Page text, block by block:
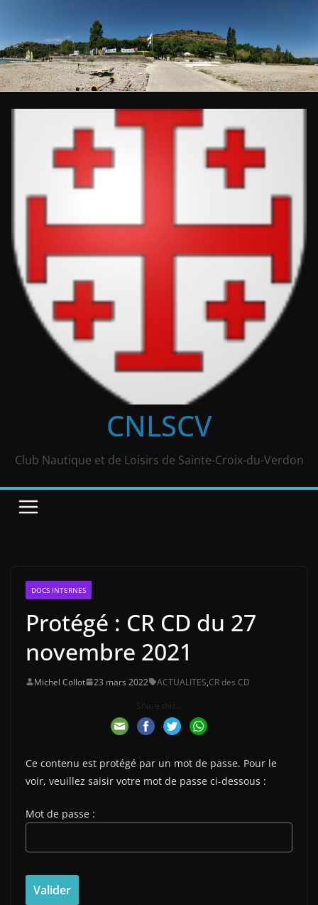
CNLSCV
Club Nautique et de Loisirs de Sainte-Croix-du-Verdon
DOCS INTERNES
Protégé : CR CD du 27
novembre 2021
Michel Collot 23 mars 2022 ACTUALITES,CR des CD
Share this...
Ce contenu est protégé par un mot de passe. Pour le
voir, veuillez saisir votre mot de passe ci-dessous :
Mot de passe :